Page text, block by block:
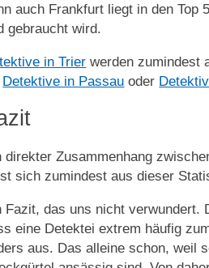
auch Frankfurt liegt in den Top
gebraucht wird.
in Trier werden zumindest
Detektive in Passau oder
direkter Zusammenhang
sich zumindest aus dieser
Fazit, das uns nicht verwundert.
eine Detektei extrem häufig
aus. Das alleine schon, weil